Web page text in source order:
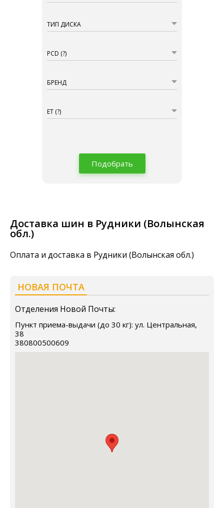
ТИП ДИСКА
PCD (?)
БРЕНД
ET (?)
Подобрать
Доставка шин в Рудники (Волынская
обл.)
Оплата и доставка в Рудники (Волынская обл.)
НОВАЯ ПОЧТА
Отделения Новой Почты:
Пункт приема-выдачи (до 30 кг): ул. Центральная,
38
380800500609